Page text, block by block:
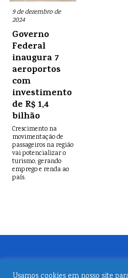
9 de dezembro de
2024
Governo
Federal
inaugura 7
aeroportos
com
investimento
de R$ 1,4
bilhão
Crescimento na
movimentação de
passageiros na região
vai potencializar o
turismo, gerando
emprego e renda ao
país.